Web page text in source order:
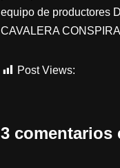
equipo de productores
CAVALERA
Post Views:
3 comentarios